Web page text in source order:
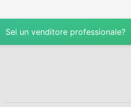
Sei un venditore professionale?